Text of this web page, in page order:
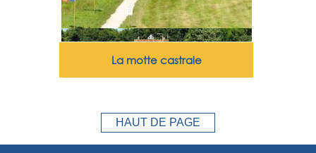
La motte castrale
HAUT DE PAGE